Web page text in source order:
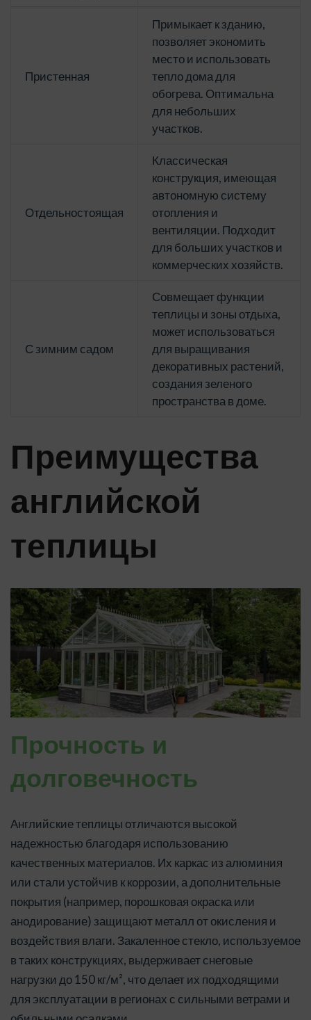
Пристенная
Примыкает к зданию,
позволяет экономить
место и использовать
тепло дома для
обогрева. Оптимальна
для небольших
участков.
Отдельностоящая
Классическая
конструкция, имеющая
автономную систему
отопления и
вентиляции. Подходит
для больших участков и
коммерческих хозяйств.
С зимним садом
Совмещает функции
теплицы и зоны отдыха,
может использоваться
для выращивания
декоративных растений,
создания зеленого
пространства в доме.
Преимущества
английской
теплицы
Прочность и
долговечность
Английские теплицы отличаются высокой
надежностью благодаря использованию
качественных материалов. Их каркас из алюминия
или стали устойчив к коррозии, а дополнительные
покрытия (например, порошковая окраска или
анодирование) защищают металл от окисления и
воздействия влаги. Закаленное стекло, используемое
в таких конструкциях, выдерживает снеговые
нагрузки до 150 кг/м², что делает их подходящими
для эксплуатации в регионах с сильными ветрами и